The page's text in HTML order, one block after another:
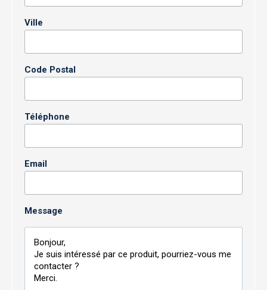
Ville
Code Postal
Téléphone
Email
Message